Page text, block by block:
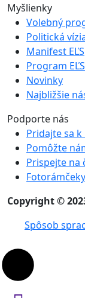
Myšlienky
Volebný
Politická
Manifest EĽS
Program EĽS
Novinky
Najbližšie
Podporte nás
Pridajte sa k
Pomôžte
Prispejte na
Fotorámčeky
Copyright ©
Spôsob